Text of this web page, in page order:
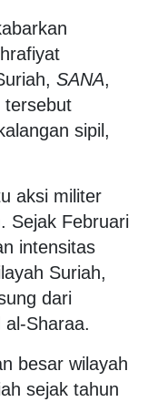
SANA,
tersebut
sipil,
aksi militer
Sejak Februari
intensitas
Suriah,
dari
al-Sharaa.
besar wilayah
sejak tahun